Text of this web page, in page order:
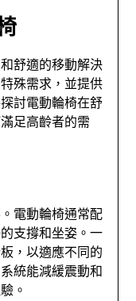
舒適的移動解決
殊需求，並提供
討電動輪椅在舒
足高齡者的需
電動輪椅通常配
支撐和坐姿。一
，以適應不同的
統能減緩震動和
。